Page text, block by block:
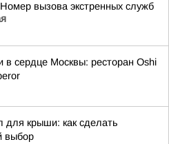
вызова экстренных служб
в сердце Москвы: ресторан Oshi
для крыши: как сделать
выбор